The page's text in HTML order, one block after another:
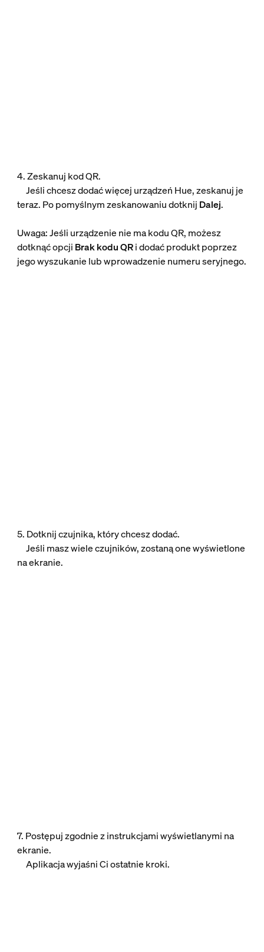
4. Zeskanuj kod QR.
Jeśli chcesz dodać więcej urządzeń Hue, zeskanuj je
teraz. Po pomyślnym zeskanowaniu dotknij Dalej.
Uwaga: Jeśli urządzenie nie ma kodu QR, możesz
dotknąć opcji Brak kodu QRi dodać produkt poprzez
jego wyszukanie lub wprowadzenie numeru seryjnego.
5. Dotknij czujnika, który chcesz dodać.
Jeśli masz wiele czujników, zostaną one wyświetlone
na ekranie.
7. Postępuj zgodnie z instrukcjami wyświetlanymi na
ekranie.
Aplikacja wyjaśni Ci ostatnie kroki.